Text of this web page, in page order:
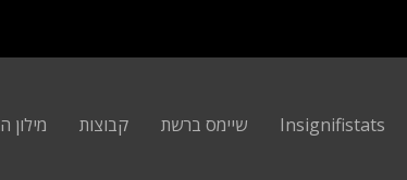
Insignifistats שיימס ברשת קבוצות מילון הNBA